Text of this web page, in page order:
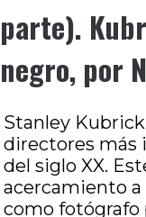
parte).
negro, por
Stanley
directores más
del siglo XX.
acercamiento a
como fotógrafo